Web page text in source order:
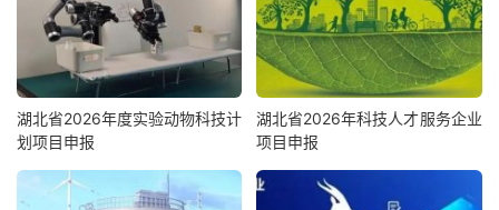
湖北省2026年度实验动物科技计
划项目申报
湖北省2026年科技人才服务企业
项目申报